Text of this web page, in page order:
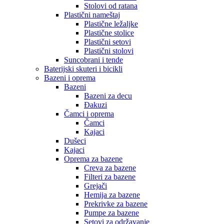
Stolovi od ratana
Plastični nameštaj
Plastične ležaljke
Plastične stolice
Plastični setovi
Plastični stolovi
Suncobrani i tende
Baterijski skuteri i bicikli
Bazeni i oprema
Bazeni
Bazeni za decu
Đakuzi
Čamci i oprema
Čamci
Kajaci
Dušeci
Kajaci
Oprema za bazene
Creva za bazene
Filteri za bazene
Grejači
Hemija za bazene
Prekrivke za bazene
Pumpe za bazene
Setovi za održavanje